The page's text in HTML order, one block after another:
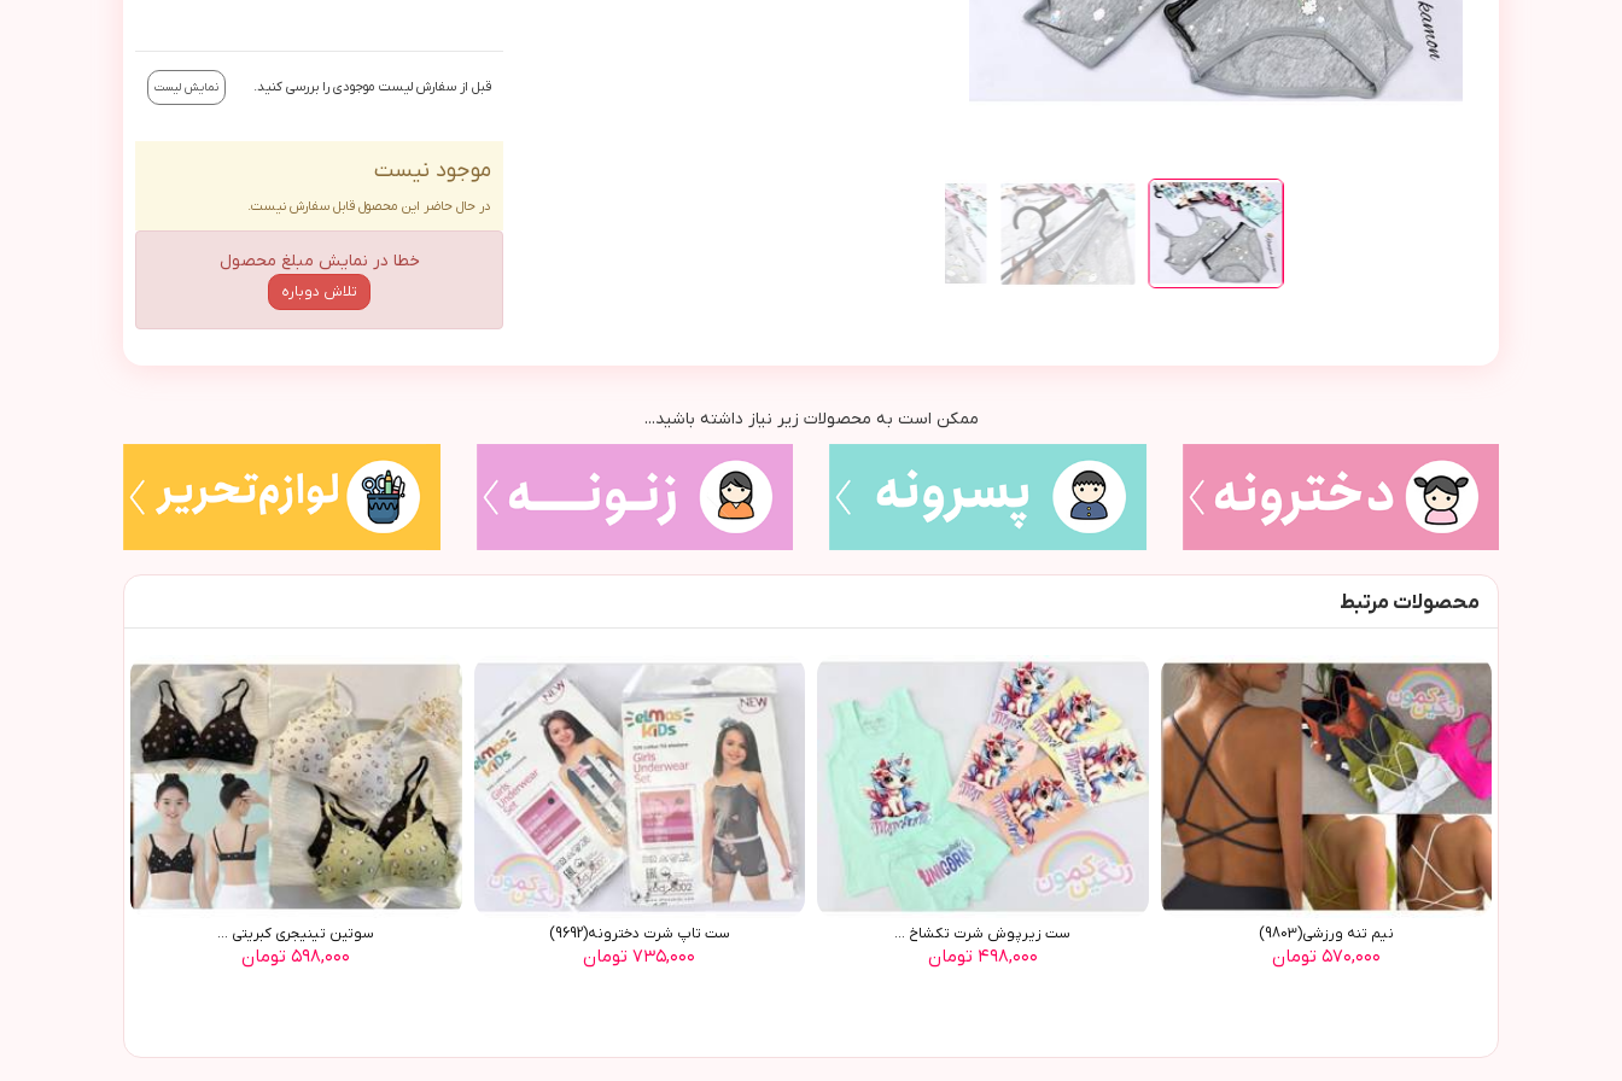
قبل از سفارش لیست موجودی را بررسی کنید. نمایش لیست
موجود نیست
در حال حاضر این محصول قابل سفارش نیست.
خطا در نمایش مبلغ محصول
تلاش دوباره
ممکن است به محصولات زیر نیاز داشته باشید...
محصولات مرتبط
نیم تنه ورزشی(9803)
۵۷۰,۰۰۰ تومان
ست زیرپوش شرت تکشاخ ...
۴۹۸,۰۰۰ تومان
ست تاپ شرت دخترونه(9692)
۷۳۵,۰۰۰ تومان
سوتین تینیجری کبریتی ...
۵۹۸,۰۰۰ تومان